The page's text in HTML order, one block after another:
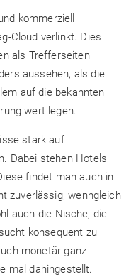
kommerziell
Cloud verlinkt. Dies
als Trefferseiten
aussehen, als die
auf die bekannten
wert legen.
stark auf
Dabei stehen Hotels
findet man auch in
zuverlässig, wenngleich
auch die Nische, die
konsequent zu
monetär ganz
mal dahingestellt.